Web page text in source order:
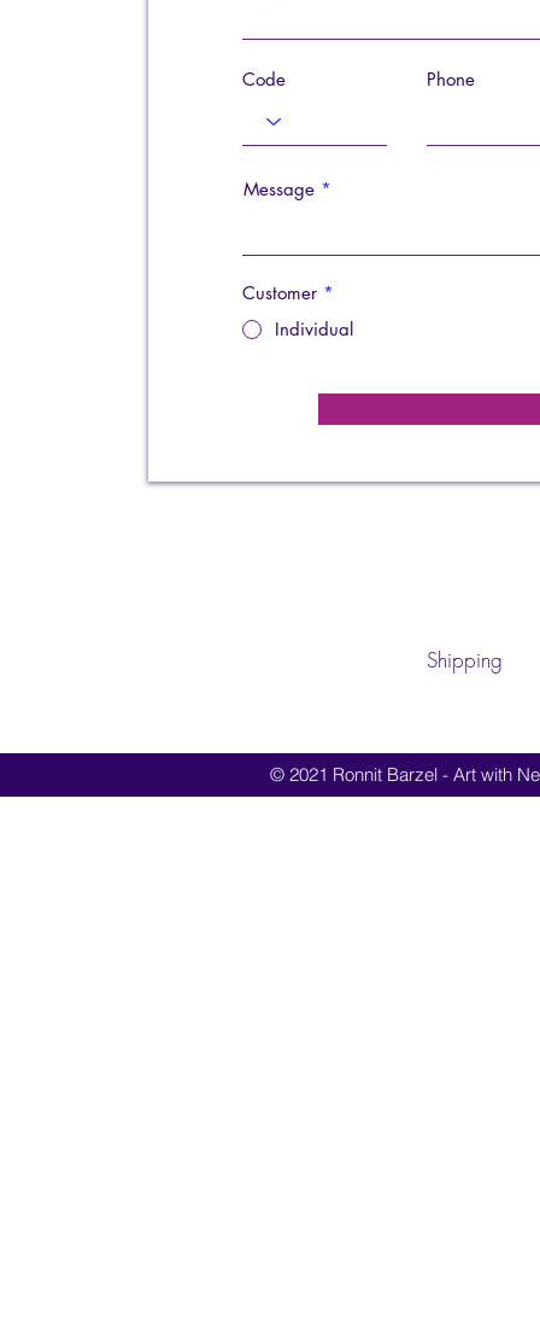
Code Phone
Message
Customer *
Individual
Shipping
© 2021 Ronnit Barzel - Art with